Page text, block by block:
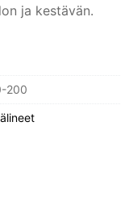
ja kestävän.
200